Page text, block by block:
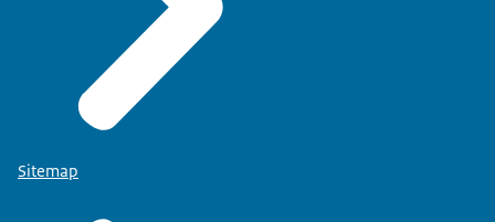
Sitemap